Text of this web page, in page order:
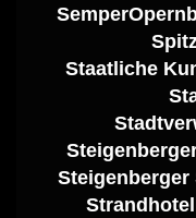
Staatliche
Steigenberger